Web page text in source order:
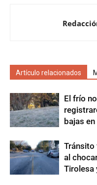
Artículo relacionados
El frío
bajas
Tránsito
al
Tirolesa